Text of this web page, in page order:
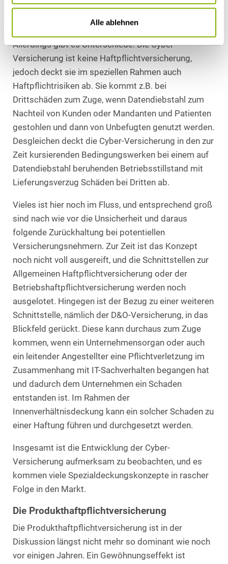
Alle ablehnen
Allerdings gibt es Unterschiede. Die Cyber-
Versicherung ist keine Haftpflichtversicherung,
jedoch deckt sie im speziellen Rahmen auch
Haftpflichtrisiken ab. Sie kommt z.B. bei
Drittschäden zum Zuge, wenn Datendiebstahl zum
Nachteil von Kunden oder Mandanten und Patienten
gestohlen und dann von Unbefugten genutzt werden.
Desgleichen deckt die Cyber-Versicherung in den zur
Zeit kursierenden Bedingungswerken bei einem auf
Datendiebstahl beruhenden Betriebsstillstand mit
Lieferungsverzug Schäden bei Dritten ab.
Vieles ist hier noch im Fluss, und entsprechend groß
sind nach wie vor die Unsicherheit und daraus
folgende Zurückhaltung bei potentiellen
Versicherungsnehmern. Zur Zeit ist das Konzept
noch nicht voll ausgereift, und die Schnittstellen zur
Allgemeinen Haftpflichtversicherung oder der
Betriebshaftpflichtversicherung werden noch
ausgelotet. Hingegen ist der Bezug zu einer weiteren
Schnittstelle, nämlich der D&O-Versicherung, in das
Blickfeld gerückt. Diese kann durchaus zum Zuge
kommen, wenn ein Unternehmensorgan oder auch
ein leitender Angestellter eine Pflichtverletzung im
Zusammenhang mit IT-Sachverhalten begangen hat
und dadurch dem Unternehmen ein Schaden
entstanden ist. Im Rahmen der
Innenverhältnisdeckung kann ein solcher Schaden zu
einer Haftung führen und durchgesetzt werden.
Insgesamt ist die Entwicklung der Cyber-
Versicherung aufmerksam zu beobachten, und es
kommen viele Spezialdeckungskonzepte in rascher
Folge in den Markt.
Die Produkthaftpflichtversicherung
Die Produkthaftpflichtversicherung ist in der
Diskussion längst nicht mehr so dominant wie noch
vor einigen Jahren. Ein Gewöhnungseffekt ist